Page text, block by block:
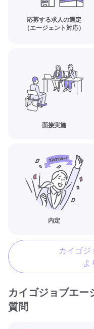
応募する求人の選定
（エージェント対応）
面接実施
内定
カイゴ
よ
カイゴジョブエー
質問